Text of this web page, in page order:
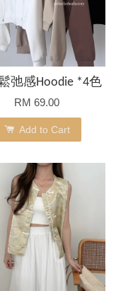
弛感Hoodie *4色
RM 69.00
Add to Cart